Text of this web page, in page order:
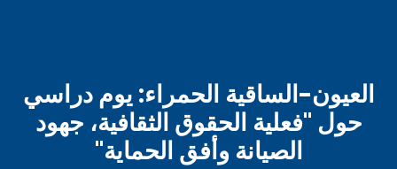
العيون-الساقية الحمراء: يوم دراسي
حول "فعلية الحقوق الثقافية، جهود
الصيانة وأفق الحماية"